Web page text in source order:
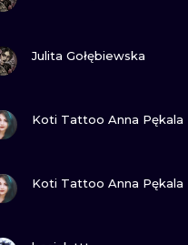
Julita Gołębiewska
Koti Tattoo Anna Pękala
Koti Tattoo Anna Pękala